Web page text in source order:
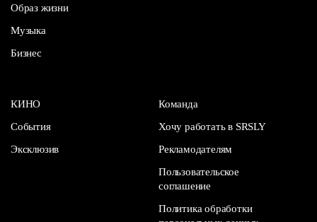
Образ жизни
Музыка
Бизнес
КИНО
События
Эксклюзив
Команда
Хочу работать в SRSLY
Рекламодателям
Пользовательское
соглашение
Политика обработки